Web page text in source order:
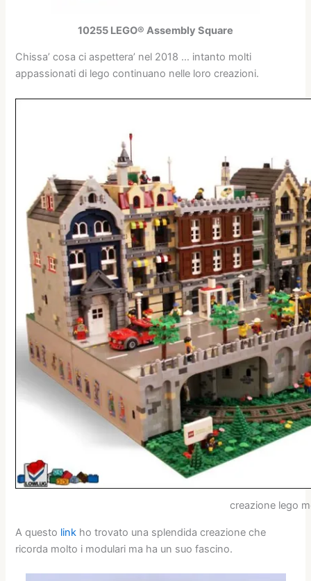
10255 LEGO® Assembly Square
Chissa’ cosa ci aspettera’ nel 2018 … intanto molti
appassionati di lego continuano nelle loro creazioni.
creazione lego
A questo link ho trovato una splendida creazione che
ricorda molto i modulari ma ha un suo fascino.